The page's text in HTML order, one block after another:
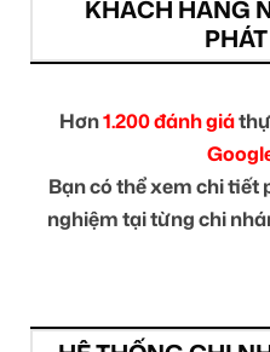
KHÁCH HÀNG
Hơn1.200 đánh giá
Bạn có thể xem chi tiết
nghiệm tại từng chi